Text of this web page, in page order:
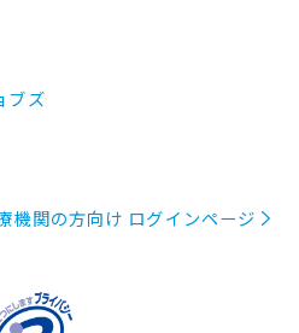
ブズ
機関の方向け ログインページ